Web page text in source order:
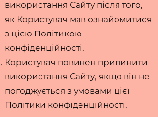
використання Сайту після того,
як Користувач мав ознайомитися
з цією Політикою
конфіденційності.
Користувач повинен припинити
використання Сайту, якщо він не
погоджується з умовами цієї
Політики конфіденційності.